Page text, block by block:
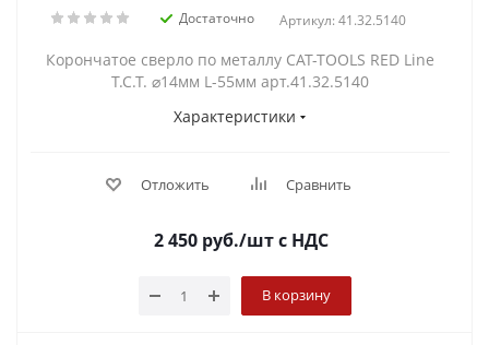
Достаточно Артикул: 41.32.5140
Корончатое сверло по металлу CAT-TOOLS RED Line
T.C.T. ⌀14мм L-55мм арт.41.32.5140
Характеристики
Отложить Сравнить
2 450руб./штс НДС
В корзину